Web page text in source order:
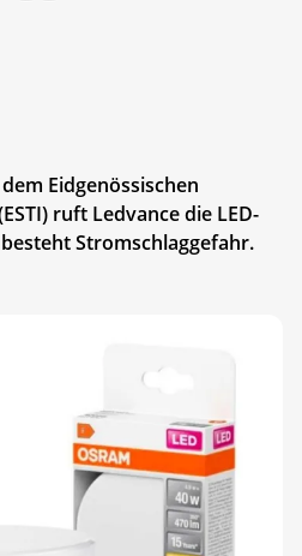
Eidgenössischen
ruft Ledvance die LED-
Stromschlaggefahr.